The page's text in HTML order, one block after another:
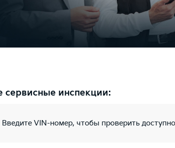
сервисные инспекции:
Введите VIN-номер, чтобы проверить